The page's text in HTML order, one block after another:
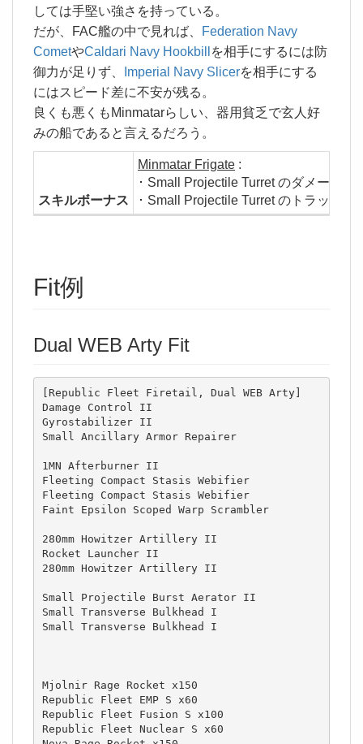
しては手堅い強さを持っている。
だが、FAC艦の中で見れば、
Federation Navy
CometやCaldari Navy Hookbill
を相手にするには防
御力が足りず、
Imperial Navy Slicerを相手にする
にはスピード差に不安が残る。
良くも悪くもMinmatarらしい、器用貧乏で玄人好
みの船であると言えるだろう。
スキルボーナス
Minmatar Frigate :
･ Small Projectile Turret のダメージ
･ Small Projectile Turret のトラッキン
Fit例
Dual WEB Arty Fit
[Republic Fleet Firetail, Dual WEB Arty]
Damage Control II
Gyrostabilizer II
Small Ancillary Armor Repairer
1MN Afterburner II
Fleeting Compact Stasis Webifier
Fleeting Compact Stasis Webifier
Faint Epsilon Scoped Warp Scrambler
280mm Howitzer Artillery II
Rocket Launcher II
280mm Howitzer Artillery II
Small Projectile Burst Aerator II
Small Transverse Bulkhead I
Small Transverse Bulkhead I
Mjolnir Rage Rocket x150
Republic Fleet EMP S x60
Republic Fleet Fusion S x100
Republic Fleet Nuclear S x60